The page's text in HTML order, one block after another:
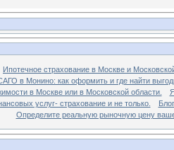
Ипотечное страхование в Москве и
в Монино: как оформить и где найти
в Москве или в Московской области.
услуг- страхование и не только.
Блог
Определите реальную рыночную цену